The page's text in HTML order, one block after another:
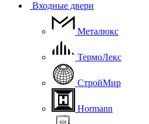
Входные двери
Металюкс
ТермоЛекс
СтройМир
Hormann